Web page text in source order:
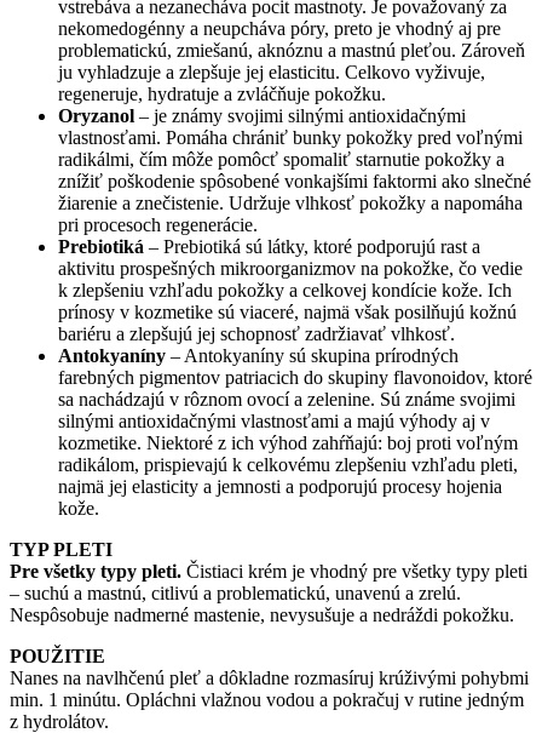
vstrebáva a nezanecháva pocit mastnoty. Je považovaný za
nekomedogénny a neupcháva póry, preto je vhodný aj pre
problematickú, zmiešanú, aknóznu a mastnú pleťou. Zároveň
ju vyhladzuje a zlepšuje jej elasticitu. Celkovo vyživuje,
regeneruje, hydratuje a zvláčňuje pokožku.
Oryzanol – je známy svojimi silnými antioxidačnými
vlastnosťami. Pomáha chrániť bunky pokožky pred voľnými
radikálmi, čím môže pomôcť spomaliť starnutie pokožky a
znížiť poškodenie spôsobené vonkajšími faktormi ako slnečné
žiarenie a znečistenie. Udržuje vlhkosť pokožky a napomáha
pri procesoch regenerácie.
Prebiotiká – Prebiotiká sú látky, ktoré podporujú rast a
aktivitu prospešných mikroorganizmov na pokožke, čo vedie
k zlepšeniu vzhľadu pokožky a celkovej kondície kože. Ich
prínosy v kozmetike sú viaceré, najmä však posilňujú kožnú
bariéru a zlepšujú jej schopnosť zadržiavať vlhkosť.
Antokyaníny – Antokyaníny sú skupina prírodných
farebných pigmentov patriacich do skupiny flavonoidov, ktoré
sa nachádzajú v rôznom ovocí a zelenine. Sú známe svojimi
silnými antioxidačnými vlastnosťami a majú výhody aj v
kozmetike. Niektoré z ich výhod zahŕňajú: boj proti voľným
radikálom, prispievajú k celkovému zlepšeniu vzhľadu pleti,
najmä jej elasticity a jemnosti a podporujú procesy hojenia
kože.
TYP PLETI
Pre všetky typy pleti. Čistiaci krém je vhodný pre všetky typy pleti
– suchú a mastnú, citlivú a problematickú, unavenú a zrelú.
Nespôsobuje nadmerné mastenie, nevysušuje a nedráždi pokožku.
POUŽITIE
Nanes na navlhčenú pleť a dôkladne rozmasíruj krúživými pohybmi
min. 1 minútu. Opláchni vlažnou vodou a pokračuj v rutine jedným
z hydrolátov.